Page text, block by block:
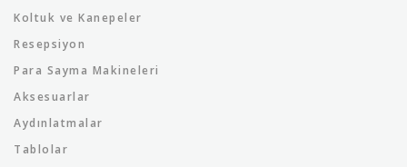
Koltuk ve Kanepeler
Resepsiyon
Para Sayma Makineleri
Aksesuarlar
Aydınlatmalar
Tablolar